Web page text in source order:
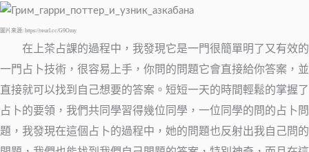
圖片來源: https://reurl.cc/G9Omy
在上茶占課的過程中，我發現它是一門很簡單明了又有效的
一門占卜技術，很容易上手，你問的問題它會直接給你答案，並
直接就可以找到自己想要的答案。短短一天的時間輕鬆的掌握了
占卜的要領，我們共同學習得幾位同學，一位同學的問的占卜問
題，我發現在這個占卜的過程中，她的問題也反射出我自己問的